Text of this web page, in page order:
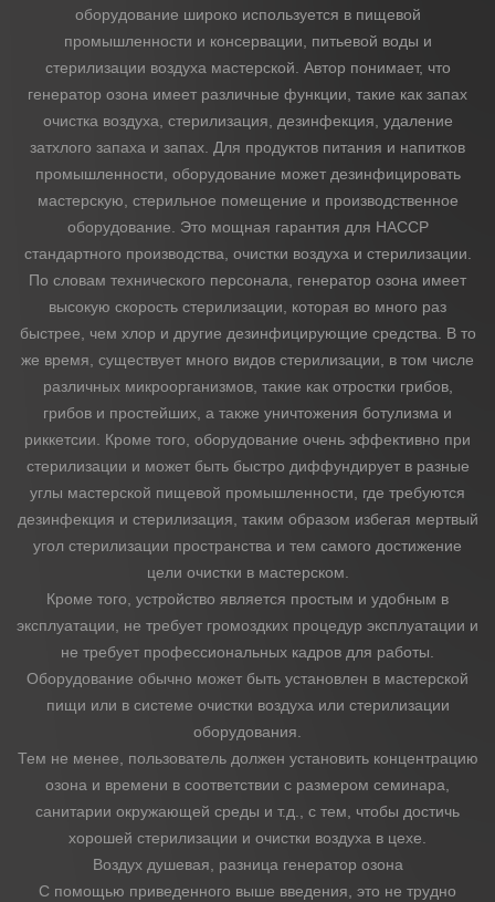
оборудование широко используется в пищевой
промышленности и консервации, питьевой воды и
стерилизации воздуха мастерской. Автор понимает, что
генератор озона имеет различные функции, такие как запах
очистка воздуха, стерилизация, дезинфекция, удаление
затхлого запаха и запах. Для продуктов питания и напитков
промышленности, оборудование может дезинфицировать
мастерскую, стерильное помещение и производственное
оборудование. Это мощная гарантия для НАССР
стандартного производства, очистки воздуха и стерилизации.
По словам технического персонала, генератор озона имеет
высокую скорость стерилизации, которая во много раз
быстрее, чем хлор и другие дезинфицирующие средства. В то
же время, существует много видов стерилизации, в том числе
различных микроорганизмов, такие как отростки грибов,
грибов и простейших, а также уничтожения ботулизма и
риккетсии. Кроме того, оборудование очень эффективно при
стерилизации и может быть быстро диффундирует в разные
углы мастерской пищевой промышленности, где требуются
дезинфекция и стерилизация, таким образом избегая мертвый
угол стерилизации пространства и тем самого достижение
цели очистки в мастерском.
Кроме того, устройство является простым и удобным в
эксплуатации, не требует громоздких процедур эксплуатации и
не требует профессиональных кадров для работы.
Оборудование обычно может быть установлен в мастерской
пищи или в системе очистки воздуха или стерилизации
оборудования.
Тем не менее, пользователь должен установить концентрацию
озона и времени в соответствии с размером семинара,
санитарии окружающей среды и т.д., с тем, чтобы достичь
хорошей стерилизации и очистки воздуха в цехе.
Воздух душевая, разница генератор озона
С помощью приведенного выше введения, это не трудно